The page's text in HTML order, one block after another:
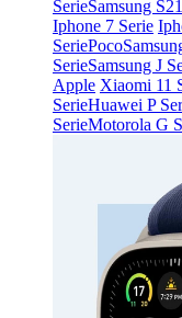
SerieSamsung
Iphone 7 Serie
SeriePoco
SerieSamsung J
Apple Xiaomi 11
SerieHuawei P
SerieMotorola G